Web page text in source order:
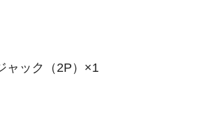
ャック（2P）×1